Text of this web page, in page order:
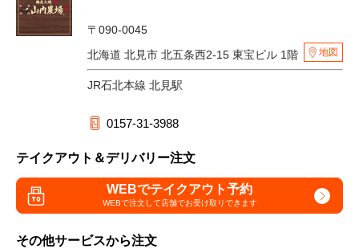
〒090-0045
北海道 北見市 北五条西2-15 東宝ビル 1階
地図
JR石北本線 北見駅
0157-31-3988
テイクアウト＆デリバリー注文
WEBでテイクアウト予約
WEBで注文して店舗でお受け取りできます
その他サービスから注文